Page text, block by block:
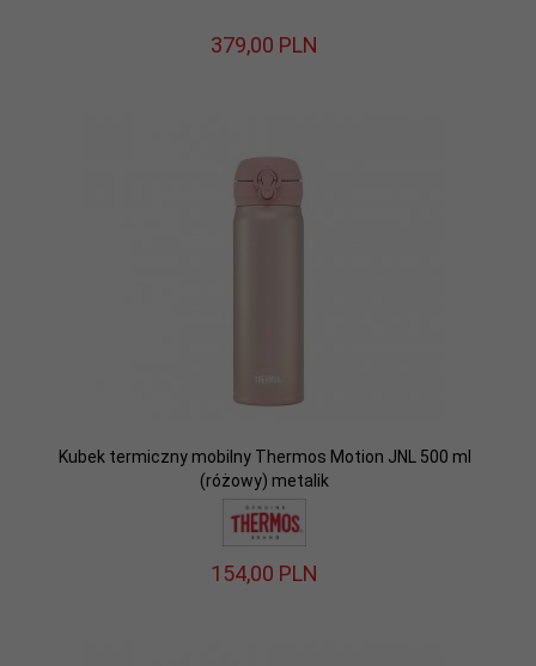
379,00 PLN
Kubek termiczny mobilny Thermos Motion JNL 500 ml
(różowy) metalik
154,00 PLN